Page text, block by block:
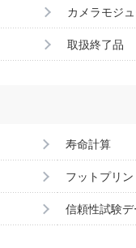
カメラモジ
取扱終了品
寿命計算
フットプリン
信頼性試験デ